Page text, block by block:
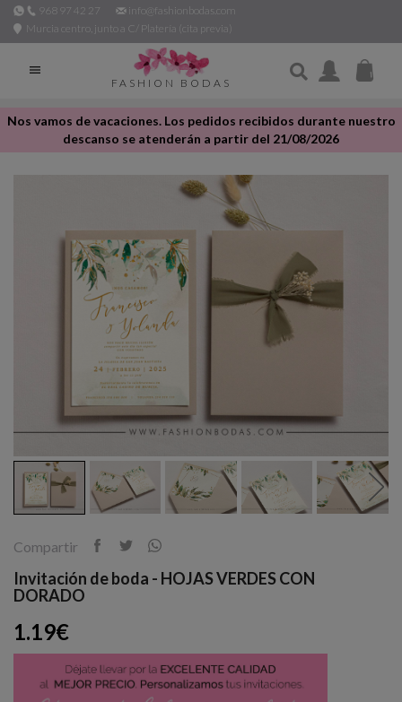
968 97 42 27
info@fashionbodas.com
Murcia centro, junto a C/ Platería (cita previa)

FASHION BODAS
Nos vamos de vacaciones. Los pedidos recibidos durante nuestro
descanso se atenderán a partir del 21/08/2026
Compartir
Invitación de boda - HOJAS VERDES CON
DORADO
1.19€